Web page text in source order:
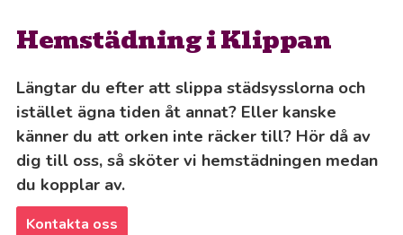
Hemstädning i Klippan
Längtar du efter att slippa städsysslorna och
istället ägna tiden åt annat? Eller kanske
känner du att orken inte räcker till? Hör då av
dig till oss, så sköter vi hemstädningen medan
du kopplar av.
Kontakta oss